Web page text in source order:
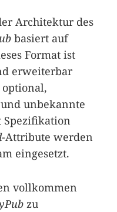
Architektur des
basiert auf
Format ist
erweiterbar
optional,
unbekannte
Spezifikation
-Attribute werden
eingesetzt.
vollkommen
zu